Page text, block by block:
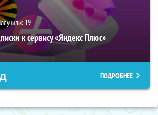
19
к сервису «Яндекс Плюс»
ПОДРОБНЕЕ